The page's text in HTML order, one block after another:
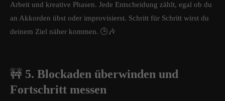
Arbeit und kreative Phasen. Jede Entscheidung zählt, egal ob du
an Akkorden übst oder improvisierst. Schritt für Schritt wirst du
deinem Ziel näher kommen. 🕒🎶
🚧 5. Blockaden überwinden und
Fortschritt messen